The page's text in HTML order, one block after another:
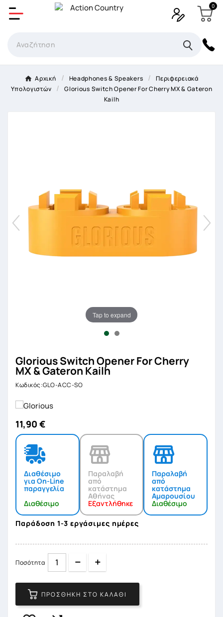
0
Αρχική Headphones & Speakers
Περιφερειακά
Υπολογιστών
Glorious Switch Opener For Cherry MX & Gateron
Kailh
Tap to expand
Glorious Switch Opener For Cherry
MX & Gateron Kailh
Κωδικός:GLO-ACC-SO
11,90 €
Διαθέσιμο
για On-Line
παραγγελία
Διαθέσιμο
Παραλαβή
από
κατάστημα
Αθήνας
Εξαντλήθηκε
Παραλαβή
από
κατάστημα
Αμαρουσίου
Διαθέσιμο
Παράδοση 1-3 εργάσιμες ημέρες
Ποσότητα Quantity
ΠΡΟΣΘΉΚΗ ΣΤΟ ΚΑΛΆΘΙ
Δημιουργία λίστα επιθυμητών
×
Όνομα Λίστα επιθυμιτών
Ακύρωση Δημιουργία λίστα επιθυμητών